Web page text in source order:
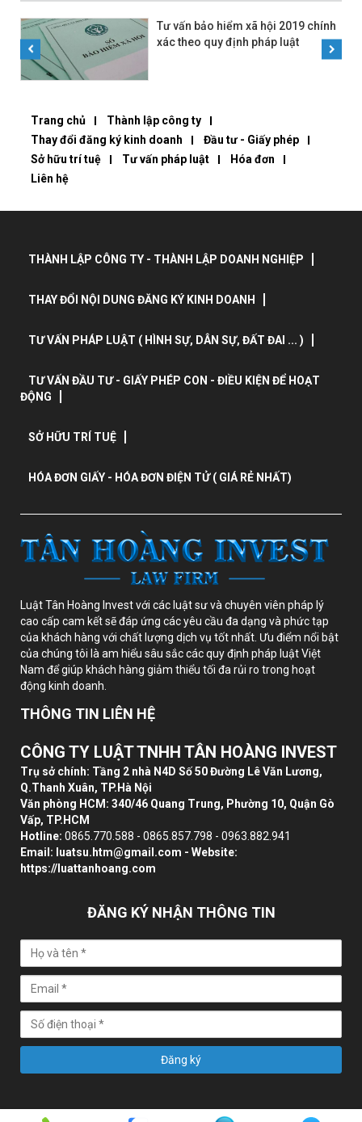
Tư vấn bảo hiểm xã hội 2019 chính
xác theo quy định pháp luật
Trang chủ
Thành lập công ty
Thay đổi đăng ký kinh doanh
Đầu tư - Giấy phép
Sở hữu trí tuệ
Tư vấn pháp luật
Hóa đơn
Liên hệ
THÀNH LẬP CÔNG TY - THÀNH LẬP DOANH NGHIỆP
THAY ĐỔI NỘI DUNG ĐĂNG KÝ KINH DOANH
TƯ VẤN PHÁP LUẬT ( HÌNH SỰ, DÂN SỰ, ĐẤT ĐAI ... )
TƯ VẤN ĐẦU TƯ - GIẤY PHÉP CON - ĐIỀU KIỆN ĐỂ HOẠT
ĐỘNG
SỞ HỮU TRÍ TUỆ
HÓA ĐƠN GIẤY - HÓA ĐƠN ĐIỆN TỬ ( GIÁ RẺ NHẤT)
Luật Tân Hoàng Invest với các luật sư và chuyên viên pháp lý
cao cấp cam kết sẽ đáp ứng các yêu cầu đa dạng và phức tạp
của khách hàng với chất lượng dịch vụ tốt nhất. Ưu điểm nổi bật
của chúng tôi là am hiểu sâu sắc các quy định pháp luật Việt
Nam để giúp khách hàng giảm thiểu tối đa rủi ro trong hoạt
động kinh doanh.
THÔNG TIN LIÊN HỆ
CÔNG TY LUẬT TNHH TÂN HOÀNG INVEST
Trụ sở chính: Tầng 2 nhà N4D Số 50 Đường Lê Văn Lương,
Q.Thanh Xuân, TP.Hà Nội
Văn phòng HCM: 340/46 Quang Trung, Phường 10, Quận Gò
Vấp, TP.HCM
Hotline: 0865.770.588 - 0865.857.798 - 0963.882.941
Email: luatsu.htm@gmail.com - Website:
https://luattanhoang.com
ĐĂNG KÝ NHẬN THÔNG TIN
Đăng ký